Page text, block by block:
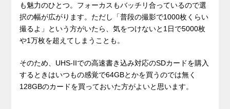
も魅力のひとつ。フォーカスもバッチリ合っているので選
択の幅が広がります。ただし「普段の撮影で1000枚くらい
撮るよ」という方がいたら、気をつけないと1日で5000枚
や1万枚を超えてしまうことも。
そのため、UHS-IIでの高速書き込み対応のSDカードを購入
するときはいつもの感覚で64GBとかを買うのでは無く
128GBのカードを買っておいた方がよいと思います。